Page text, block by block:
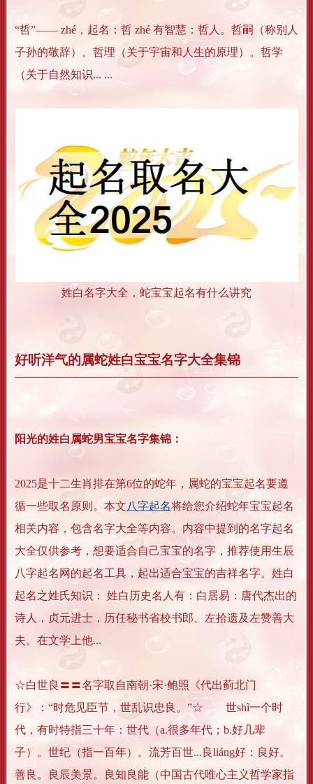
“哲”―― zhé，起名：哲 zhé 有智慧：哲人。哲嗣（称别人
子孙的敬辞）。哲理（关于宇宙和人生的原理）。哲学
（关于自然知识... ...
姓白名字大全，蛇宝宝起名有什么讲究
好听洋气的属蛇姓白宝宝名字大全集锦
阳光的姓白属蛇男宝宝名字集锦：
2025是十二生肖排在第6位的蛇年，属蛇的宝宝起名要遵
循一些取名原则。本文八字起名将给您介绍蛇年宝宝起名
相关内容，包含名字大全等内容。内容中提到的名字起名
大全仅供参考，想要适合自己宝宝的名字，推荐使用生辰
八字起名网的起名工具，起出适合宝宝的吉祥名字。姓白
起名之姓氏知识： 姓白历史名人有：白居易：唐代杰出的
诗人，贞元进士，历任秘书省校书郎、左拾遗及左赞善大
夫。在文学上他...
☆白世良〓〓名字取自南朝·宋·鲍照《代出蓟北门
行》：“时危见臣节，世乱识忠良。”☆ 世shì一个时
代，有时特指三十年：世代（a.很多年代；b.好几辈
子）。世纪（指一百年）。流芳百世...良liáng好：良好。
善良。良辰美景。良知良能（中国古代唯心主义哲学家指